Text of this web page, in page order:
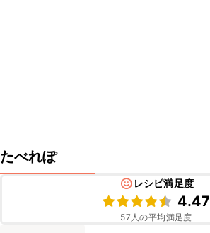
たべれぽ
レシピ満足度
4.47
57 人の平均満足度